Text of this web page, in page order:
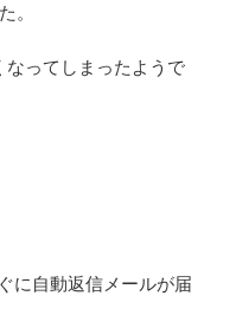
。
ってしまったようで
に自動返信メールが届